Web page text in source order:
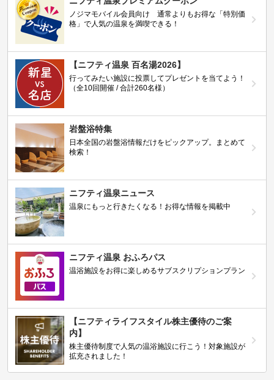
ノジマモバイル会員向け 通常よりもお得な「特別価
格」で人気の温泉を満喫できる！
【ニフティ温泉 百名湯2026】
行ってみたい施設に投票してプレゼントを当てよう！
（全10回開催 / 合計260名様）
岩盤浴特集
日本全国の岩盤浴情報だけをピックアップ。まとめて
検索！
ニフティ温泉ニュース
温泉にもっと行きたくなる！お得な情報を掲載中
ニフティ温泉 おふろパス
温浴施設をお得に楽しめるサブスクリプションプラン
【ニフティライフスタイル株主優待のご案
内】
株主優待制度で人気の温浴施設に行こう！対象施設が
拡充されました！